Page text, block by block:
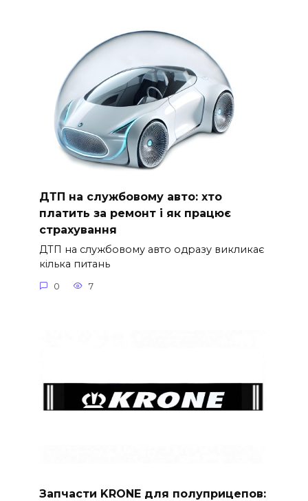
ДТП на службовому авто: хто
платить за ремонт і як працює
страхування
ДТП на службовому авто одразу викликає
кілька питань
0 7
Запчасти KRONE для полуприцепов: